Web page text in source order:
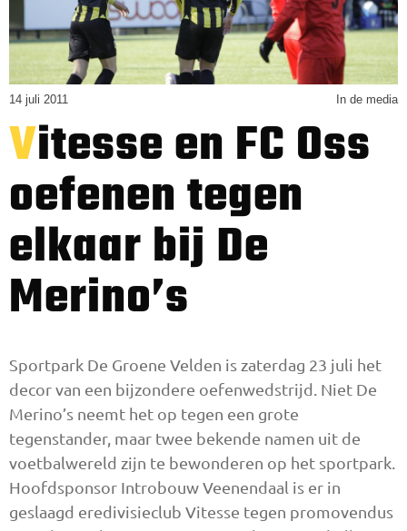
14 juli 2011 In de media
Vitesse en FC Oss
oefenen tegen
elkaar bij De
Merino’s
Sportpark De Groene Velden is zaterdag 23 juli het
decor van een bijzondere oefenwedstrijd. Niet De
Merino’s neemt het op tegen een grote
tegenstander, maar twee bekende namen uit de
voetbalwereld zijn te bewonderen op het sportpark.
Hoofdsponsor Introbouw Veenendaal is er in
geslaagd eredivisieclub Vitesse tegen promovendus